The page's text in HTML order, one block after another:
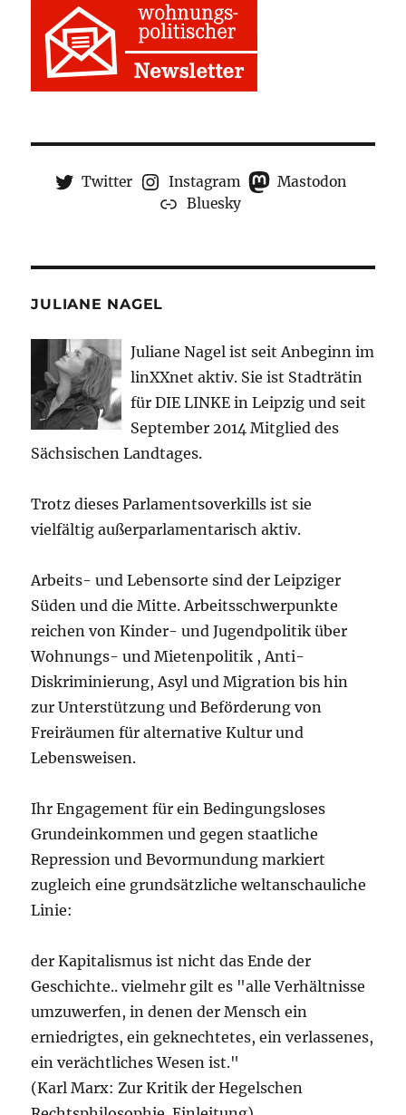
Twitter Instagram
Mastodon
Bluesky
JULIANE NAGEL
Juliane Nagel ist seit Anbeginn im
linXXnet aktiv. Sie ist Stadträtin
für DIE LINKE in Leipzig und seit
September 2014 Mitglied des
Sächsischen Landtages.
Trotz dieses Parlamentsoverkills ist sie
vielfältig außerparlamentarisch aktiv.
Arbeits- und Lebensorte sind der Leipziger
Süden und die Mitte. Arbeitsschwerpunkte
reichen von Kinder- und Jugendpolitik über
Wohnungs- und Mietenpolitik , Anti-
Diskriminierung, Asyl und Migration bis hin
zur Unterstützung und Beförderung von
Freiräumen für alternative Kultur und
Lebensweisen.
Ihr Engagement für ein Bedingungsloses
Grundeinkommen und gegen staatliche
Repression und Bevormundung markiert
zugleich eine grundsätzliche weltanschauliche
Linie:
der Kapitalismus ist nicht das Ende der
Geschichte.. vielmehr gilt es "alle Verhältnisse
umzuwerfen, in denen der Mensch ein
erniedrigtes, ein geknechtetes, ein verlassenes,
ein verächtliches Wesen ist."
(Karl Marx: Zur Kritik der Hegelschen